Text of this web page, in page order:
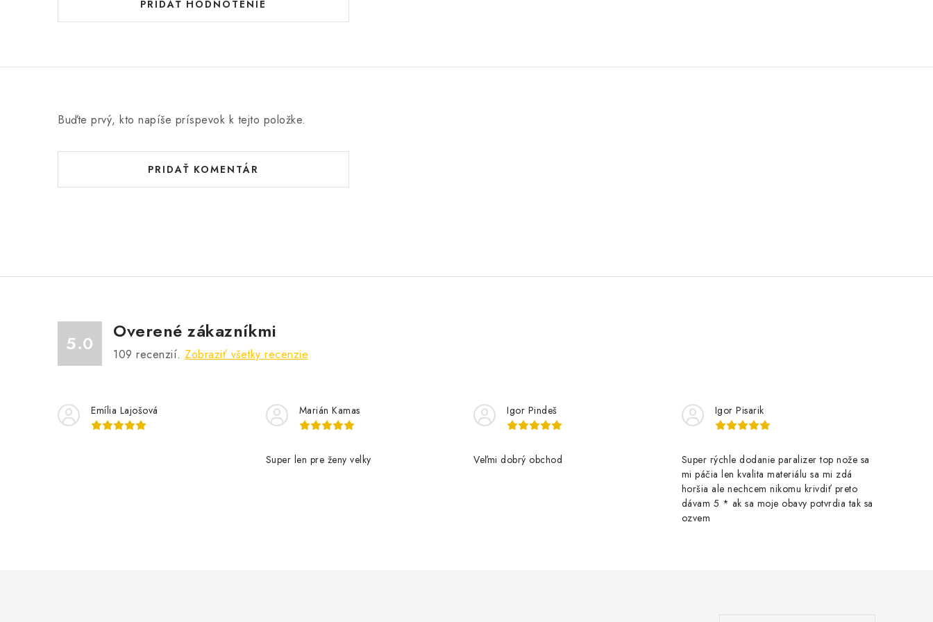
PRIDAŤ HODNOTENIE
Buďte prvý, kto napíše príspevok k tejto položke.
PRIDAŤ KOMENTÁR
5.0
Overené zákazníkmi
109 recenzií. Zobraziť všetky recenzie
Emília Lajošová Marián Kamas
Super len pre ženy velky
Igor Pindeš
Veľmi dobrý obchod
Igor Pisarik
Super rýchle dodanie paralizer top nože sa
mi páčia len kvalita materiálu sa mi zdá
horšia ale nechcem nikomu krivdiť preto
dávam 5 * ak sa moje obavy potvrdia tak sa
ozvem